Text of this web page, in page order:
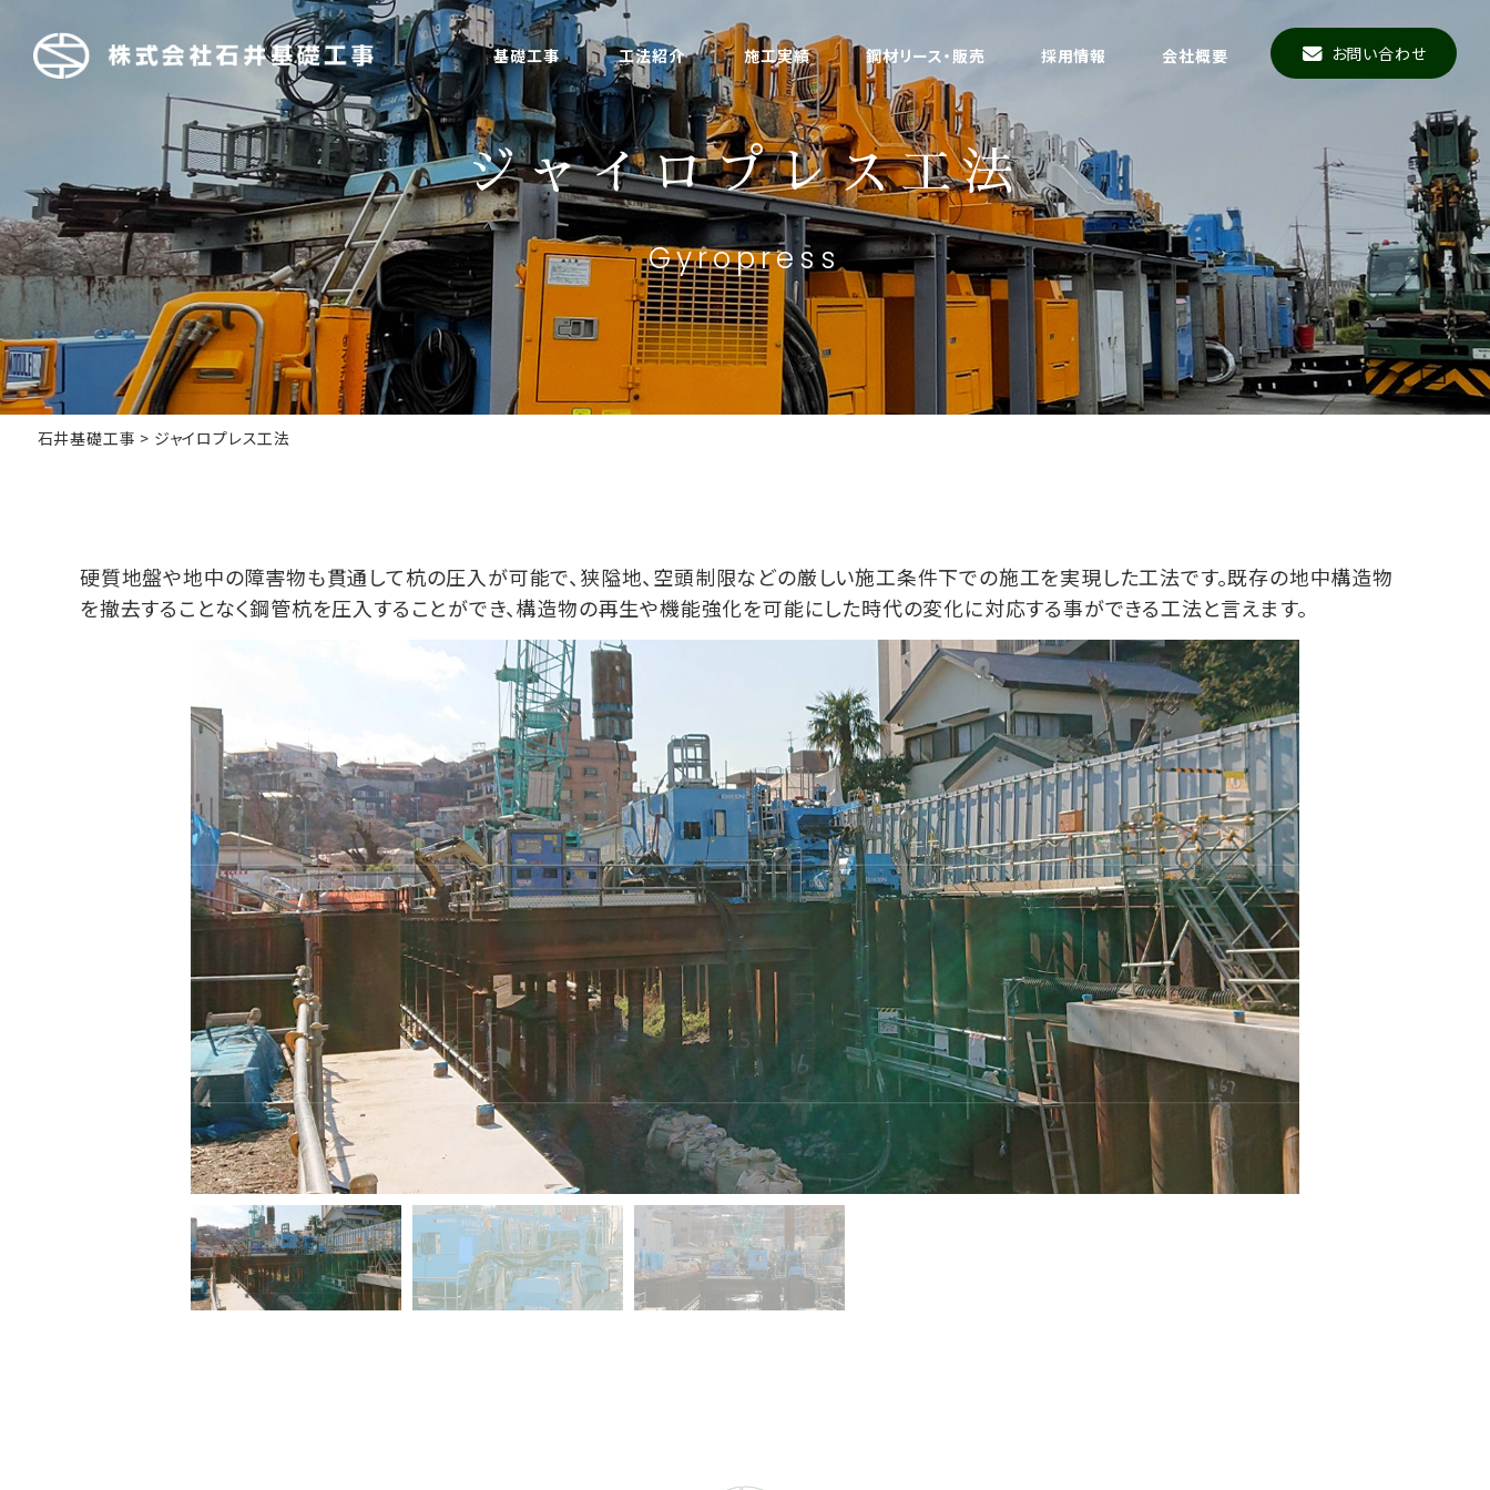
基礎工事 工法紹介 施工実績 鋼材リース・販売 採用情報 会社概要 お問い合わせ
ジャイロプレス工法
Gyropress
石井基礎工事 > ジャイロプレス工法
硬質地盤や地中の障害物も貫通して杭の圧入が可能で、狭隘地、空頭制限などの厳しい施工条件下での施工を実現した工法です。既存の地中構造物
を撤去することなく鋼管杭を圧入することができ、構造物の再生や機能強化を可能にした時代の変化に対応する事ができる工法と言えます。